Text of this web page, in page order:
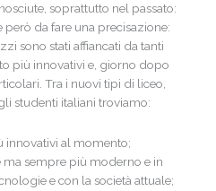
soprattutto nel passato:
però da fare una precisazione:
sono stati affiancati da tanti
più innovativi e, giorno dopo
Tra i nuovi tipi di liceo,
studenti italiani troviamo:
innovativi al momento;
ma sempre più moderno e in
e con la società attuale;